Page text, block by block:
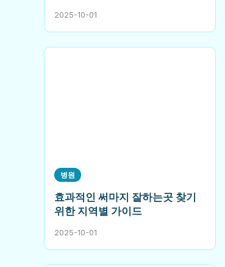
2025-10-01
병원
효과적인 써마지 잘하는곳 찾기
위한 지역별 가이드
2025-10-01